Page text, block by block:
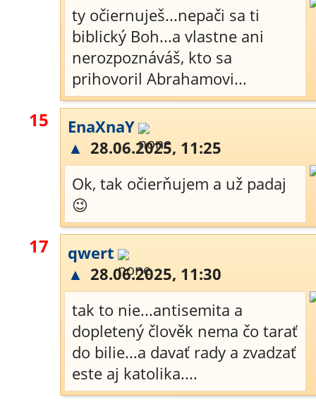
ty očiernuješ...nepači sa ti
biblický Boh...a vlastne ani
nerozpoznáváš, kto sa
prihovoril Abrahamovi...
15
EnaXnaY
▲ 28.06.2025, 11:25
Ok, tak očierňujem a už padaj
😉
17
qwert
▲ 28.06.2025, 11:30
tak to nie...antisemita a
dopletený člověk nema čo tarať
do bilie...a davať rady a zvadzať
este aj katolika....